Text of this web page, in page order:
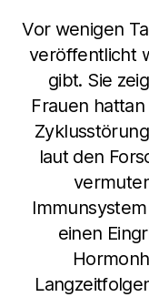
Vor wenigen
veröffentlicht
gibt. Sie
Frauen
laut den
einen